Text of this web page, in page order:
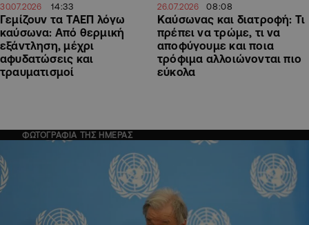
30.07.2026 14:33
Γεμίζουν τα ΤΑΕΠ λόγω
καύσωνα: Από θερμική
εξάντληση, μέχρι
αφυδατώσεις και
τραυματισμοί
26.07.2026 08:08
Καύσωνας και διατροφή: Τι
πρέπει να τρώμε, τι να
αποφύγουμε και ποια
τρόφιμα αλλοιώνονται πιο
εύκολα
ΦΩΤΟΓΡΑΦΙΑ ΤΗΣ ΗΜΕΡΑΣ